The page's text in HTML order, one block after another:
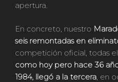
apertura.
En concreto, nuestro
seis remontadas en
competición oficial, todas
como hoy pero hace 36
1984, llegó a la tercera , en